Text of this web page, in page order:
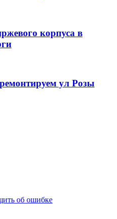
корпуса в
ул Розы
об ошибке